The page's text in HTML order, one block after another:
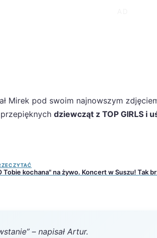
Mirek pod swoim najnowszym
dziewcząt z TOP GIRLS i
Tobie kochana" na żywo. Koncert w Suszu! Tak
– napisał Artur.